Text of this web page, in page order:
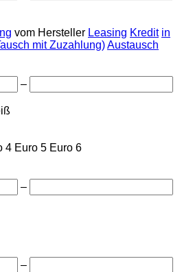
vom Hersteller Leasing Kredit in
mit Zuzahlung)Austausch
–
4 Euro 5 Euro 6
–
–